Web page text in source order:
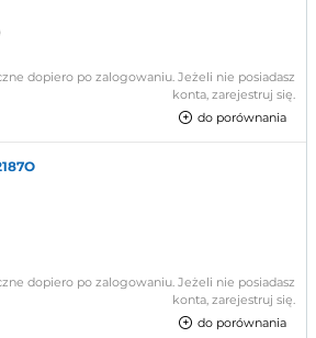
dopiero po zalogowaniu. Jeżeli nie posiadasz
konta, zarejestruj się.
do porównania
dopiero po zalogowaniu. Jeżeli nie posiadasz
konta, zarejestruj się.
do porównania